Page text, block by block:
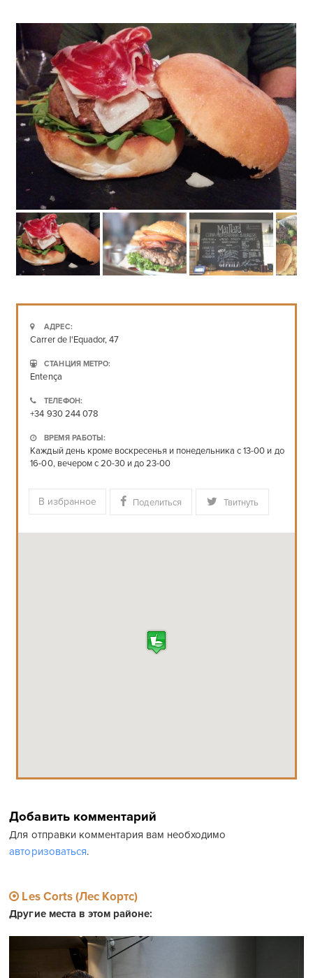
АДРЕС:
Carrer de l'Equador, 47
СТАНЦИЯ МЕТРО:
Entença
ТЕЛЕФОН:
+34 930 244 078
ВРЕМЯ РАБОТЫ:
Каждый день кроме воскресенья и понедельника с 13-00 и до
16-00, вечером с 20-30 и до 23-00
В избранное Поделиться Твитнуть
Добавить комментарий
Для отправки комментария вам необходимо
авторизоваться.
Les Corts (Лес Кортс)
Другие места в этом районе: